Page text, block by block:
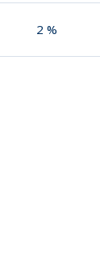
2 %